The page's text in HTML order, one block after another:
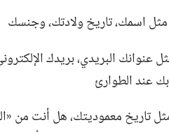
مثل اسمك،‏ تاريخ ولادتك،‏ وجنسك
عنوانك البريدي،‏ بريدك
عند الطوارئ
تاريخ معموديتك،‏ هل أنت من